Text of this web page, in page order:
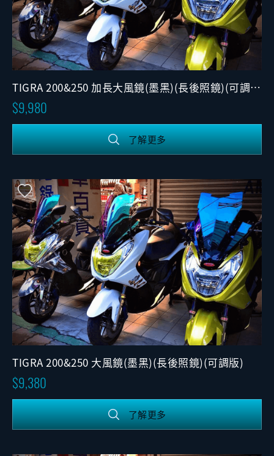
TIGRA 200&250 加長大風鏡(墨黑)(長後照鏡)(可調
版)9,980
了解更多
TIGRA 200&250 大風鏡(墨黑)(長後照鏡)(可調版)
9,380
了解更多